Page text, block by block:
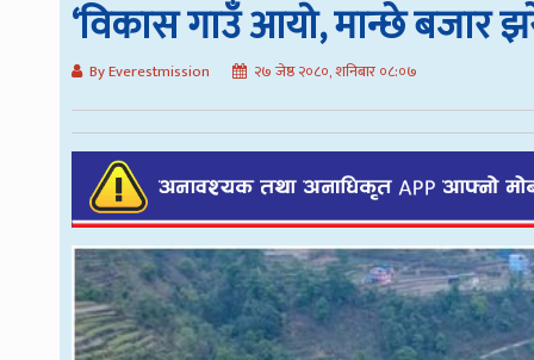
‘विकास गाउँ आयो, मान्छे बजार
By Everestmission २७ जेष्ठ २०८०, शनिबार ०८:०७